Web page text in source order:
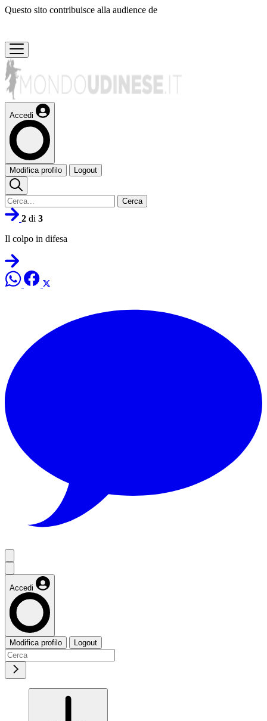
Questo sito contribuisce alla audience de
Accedi
Modifica profilo Logout
Cerca
2 di 3
Il colpo in difesa
Accedi
Modifica profilo Logout